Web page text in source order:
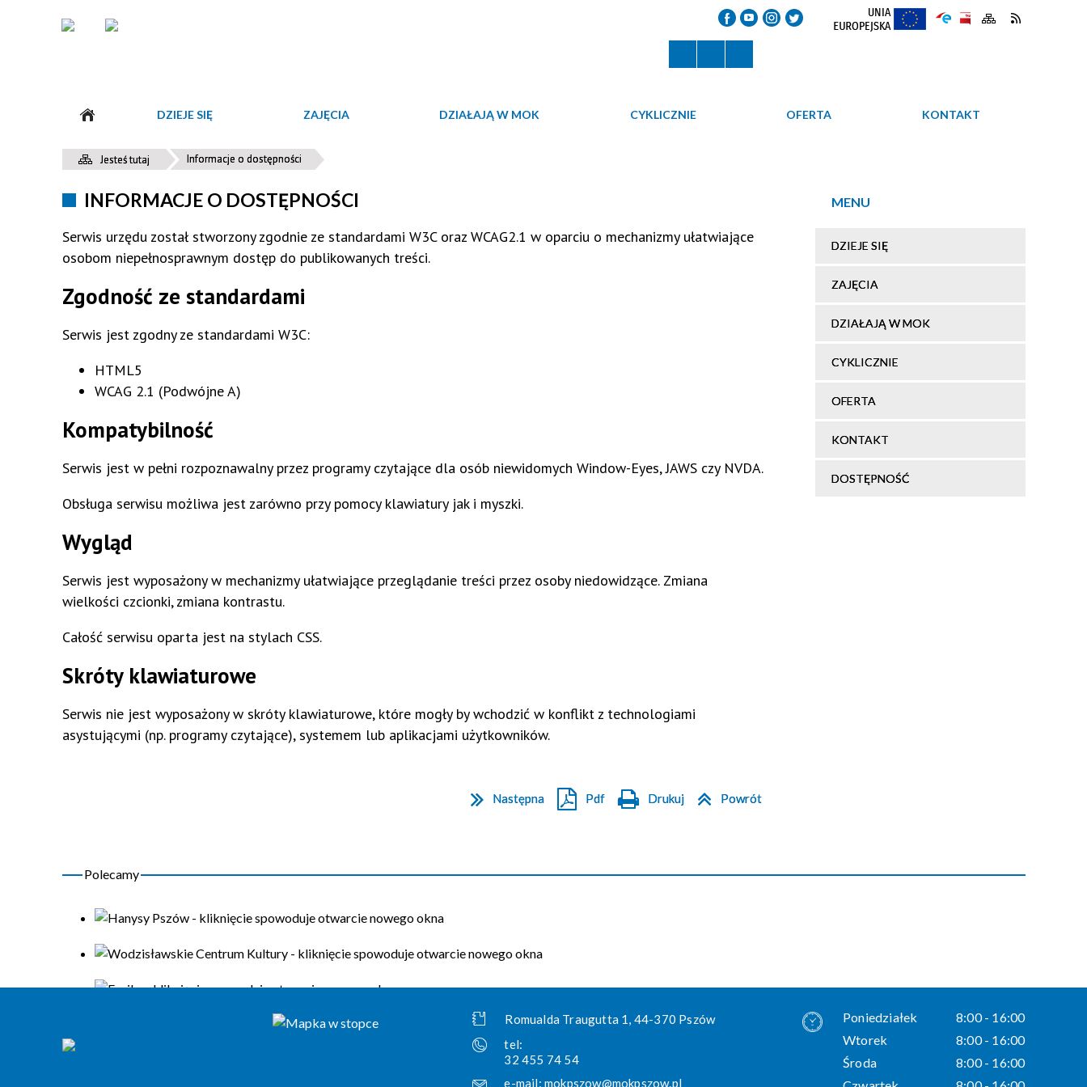
DZIEJE SIĘ ZAJĘCIA
Zajęcia Taneczne
Nauka Gry Na Pianinie / Keyboardzie
Nauka Gry Na Gitarze
Taniec Liniowy
Zdrowy Kręgosłup
DZIAŁAJĄ W MOK
Klub Seniora
Kółko Szachowe
Klub Krótkofalowców
Klub Krwiodawców
Koło PTTK "Pszów"
CYKLICZNIE
Akcja Zima W Mieście
FESTIWAL TAŃCA 2026
OFERTA
Sala Widowiskowa
KONTAKT
Jesteś tutaj Informacje o dostępności
INFORMACJE O DOSTĘPNOŚCI
Serwis urzędu został stworzony zgodnie ze standardami W3C oraz WCAG2.1 w oparciu o mechanizmy ułatwiające
osobom niepełnosprawnym dostęp do publikowanych treści.
Zgodność ze standardami
Serwis jest zgodny ze standardami W3C:
HTML5
WCAG 2.1 (Podwójne A)
Kompatybilność
Serwis jest w pełni rozpoznawalny przez programy czytające dla osób niewidomych Window-Eyes, JAWS czy NVDA.
Obsługa serwisu możliwa jest zarówno przy pomocy klawiatury jak i myszki.
Wygląd
Serwis jest wyposażony w mechanizmy ułatwiające przeglądanie treści przez osoby niedowidzące. Zmiana
wielkości czcionki, zmiana kontrastu.
Całość serwisu oparta jest na stylach CSS.
Skróty klawiaturowe
Serwis nie jest wyposażony w skróty klawiaturowe, które mogły by wchodzić w konflikt z technologiami
asystującymi (np. programy czytające), systemem lub aplikacjami użytkowników.
Następna Pdf Drukuj Powrót
MENU
DZIEJE SIĘ
ZAJĘCIA
DZIAŁAJĄ W MOK
CYKLICZNIE
OFERTA
KONTAKT
DOSTĘPNOŚĆ
Romualda Traugutta 1, 44-370 Pszów
tel:
32 455 74 54
e-mail: mokpszow@mokpszow.pl
Poniedziałek
8:00 - 16:00
Wtorek
8:00 - 16:00
Środa
8:00 - 16:00